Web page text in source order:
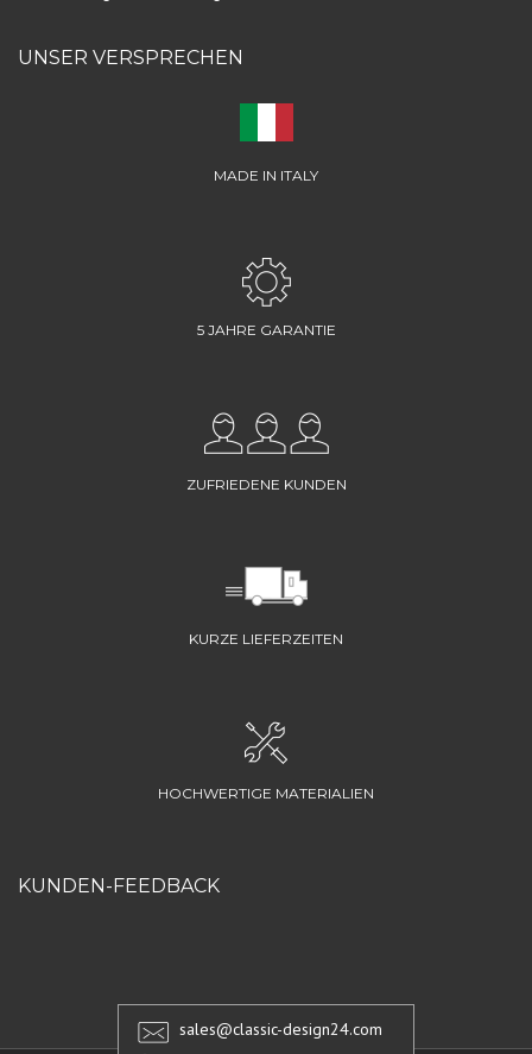
UNSER VERSPRECHEN
MADE IN ITALY
5 JAHRE GARANTIE
ZUFRIEDENE KUNDEN
KURZE LIEFERZEITEN
HOCHWERTIGE MATERIALIEN
KUNDEN-FEEDBACK
sales@classic-design24.com